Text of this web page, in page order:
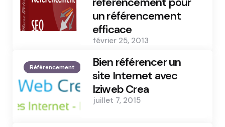
un référencement
efficace
février 25, 2013
Référencement
Bien référencer un
site Internet avec
Iziweb Crea
juillet 7, 2015